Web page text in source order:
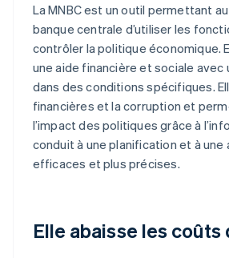
La MNBC est un outil permettant
banque centrale d’utiliser les
contrôler la politique économique.
une aide financière et sociale
dans des conditions spécifiques.
financières et la corruption et
l’impact des politiques grâce à
conduit à une planification et à
efficaces et plus précises.
Elle abaisse les